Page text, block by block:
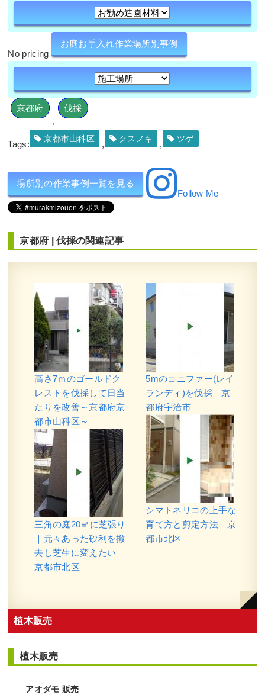
No pricing
お庭お手入れ作業場所別事例
京都府
,
伐採
Tags:
京都市山科区
,
クスノキ
,
ツゲ
場所別の作業事例一覧を見る
Follow Me
京都府 |伐採の関連記事
高さ7ｍのゴールドク
レストを伐採して日当
たりを改善～京都府京
都市山科区～
三角の庭20㎡に芝張り
｜元々あった砂利を撤
去し芝生に変えたい
京都市北区
5mのコニファー(レイ
ランディ)を伐採 京
都府宇治市
シマトネリコの上手な
育て方と剪定方法 京
都市北区
植木販売
植木販売
アオダモ 販売